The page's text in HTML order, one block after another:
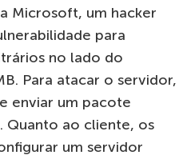
Microsoft, um hacker
para
no lado do
Para atacar o servidor,
enviar um pacote
Quanto ao cliente, os
um servidor